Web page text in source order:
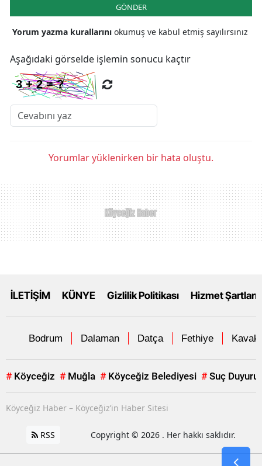
GÖNDER
Yorum yazma kurallarını okumuş ve kabul etmiş sayılırsınız
Aşağıdaki görselde işlemin sonucu kaçtır
Yorumlar yüklenirken bir hata oluştu.
İLETİŞİM KÜNYE Gizlilik Politikası Hizmet Şartları
Bodrum Dalaman Datça Fethiye
# Köyceğiz # Muğla # Köyceğiz Belediyesi # Suç
Köyceğiz Haber – Köyceğiz’in Haber Sitesi
RSS Copyright © 2026 . Her hakkı saklıdır.